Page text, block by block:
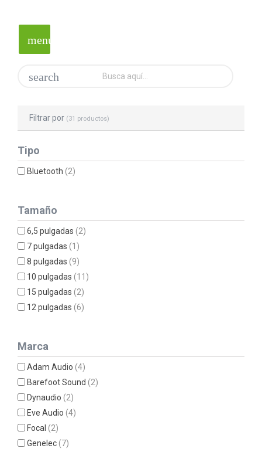
menu
search
Filtrar por (31 productos)
Tipo
Bluetooth(2)
Tamaño
6,5 pulgadas(2)
7 pulgadas(1)
8 pulgadas(9)
10 pulgadas(11)
15 pulgadas(2)
12 pulgadas(6)
Marca
Adam Audio(4)
Barefoot Sound(2)
Dynaudio(2)
Eve Audio(4)
Focal(2)
Genelec(7)